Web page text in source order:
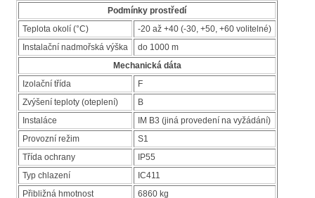
Podmínky prostředí
Teplota okolí (°C)
-20 až +40 (-30, +50, +60 volitelné)
Instalační nadmořská výška
do 1000 m
Mechanická dáta
Izolační třída
F
Zvýšení teploty (oteplení)
B
Instaláce
IM B3 (jiná provedení na vyžádání)
Provozní režim
S1
Třída ochrany
IP55
Typ chlazení
IC411
Přibližná hmotnost
6860 kg